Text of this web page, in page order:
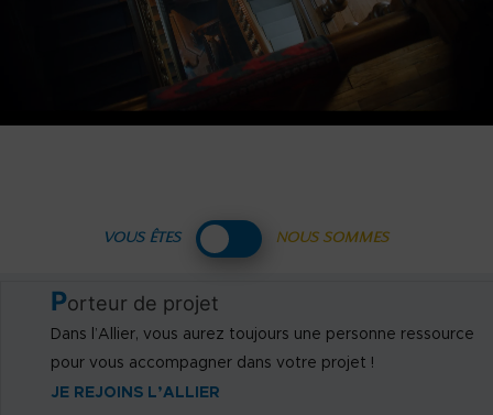
VOUS ÊTES NOUS SOMMES
Porteur de projet
Dans l’Allier, vous aurez toujours une personne ressource
pour vous accompagner dans votre projet !
JE REJOINS L’ALLIER